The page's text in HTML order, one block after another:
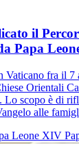
il
Papa
Vaticano fra il 7
Orientali
scopo è di
alle
Leone XIV